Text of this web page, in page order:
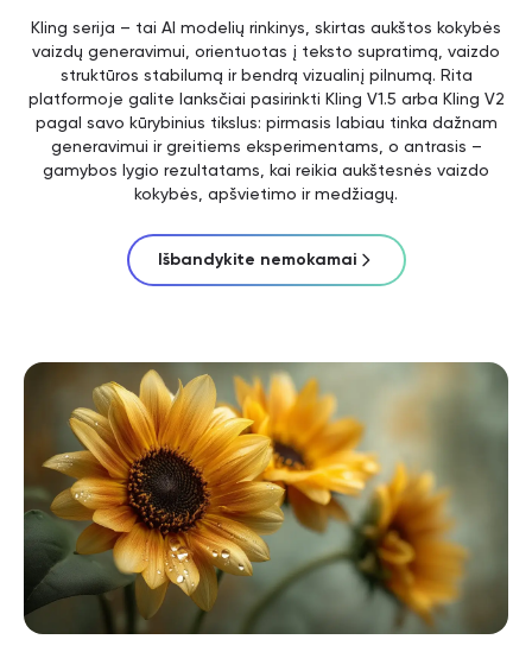
Kling serija – tai AI modelių rinkinys, skirtas aukštos kokybės
vaizdų generavimui, orientuotas į teksto supratimą, vaizdo
struktūros stabilumą ir bendrą vizualinį pilnumą. Rita
platformoje galite lanksčiai pasirinkti Kling V1.5 arba Kling V2
pagal savo kūrybinius tikslus: pirmasis labiau tinka dažnam
generavimui ir greitiems eksperimentams, o antrasis –
gamybos lygio rezultatams, kai reikia aukštesnės vaizdo
kokybės, apšvietimo ir medžiagų.
Išbandykite nemokamai